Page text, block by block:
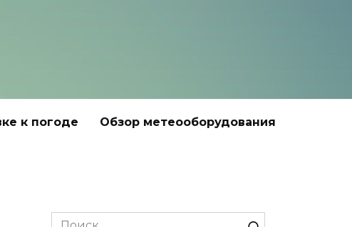
к погоде Обзор метеооборудования
Search